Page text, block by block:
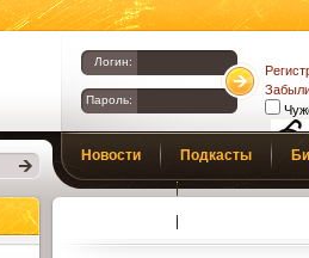
Логин:
Пароль:
Новости Подкасты